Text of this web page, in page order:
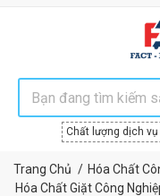
Chất lượng dịch vụ
Trang Chủ
Hóa Chất
Hóa Chất Giặt Công